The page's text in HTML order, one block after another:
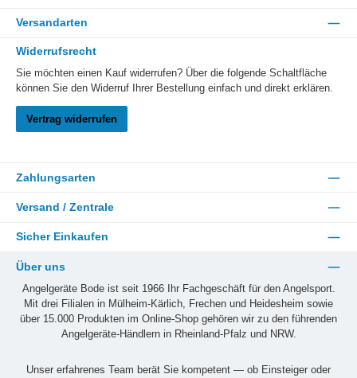
Versandarten
Widerrufsrecht
Sie möchten einen Kauf widerrufen? Über die folgende Schaltfläche
können Sie den Widerruf Ihrer Bestellung einfach und direkt erklären.
Vertrag widerrufen
Zahlungsarten
Versand / Zentrale
Sicher Einkaufen
Über uns
Angelgeräte Bode ist seit 1966 Ihr Fachgeschäft für den Angelsport.
Mit drei Filialen in Mülheim-Kärlich, Frechen und Heidesheim sowie
über 15.000 Produkten im Online-Shop gehören wir zu den führenden
Angelgeräte-Händlern in Rheinland-Pfalz und NRW.
Unser erfahrenes Team berät Sie kompetent — ob Einsteiger oder